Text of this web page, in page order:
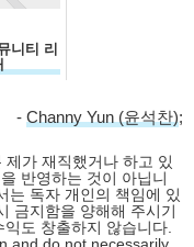
니티 리
- Channy Yun (윤석찬);
가 재직했거나 하고 있
반영하는 것이 아닙니
는 독자 개인의 책임에 있
금지함을 양해해 주시기
도 창출하지 않습니다.